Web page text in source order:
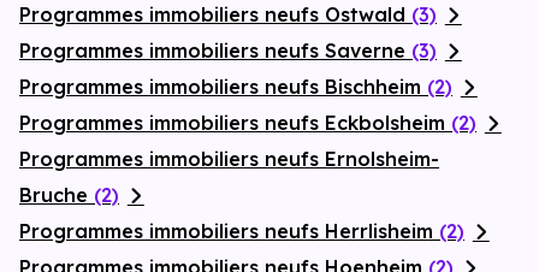
Programmes immobiliers neufs Ostwald (3)
Programmes immobiliers neufs Saverne (3)
Programmes immobiliers neufs Bischheim (2)
Programmes immobiliers neufs Eckbolsheim (2)
Programmes immobiliers neufs Ernolsheim-
Bruche (2)
Programmes immobiliers neufs Herrlisheim (2)
Programmes immobiliers neufs Hoenheim (2)